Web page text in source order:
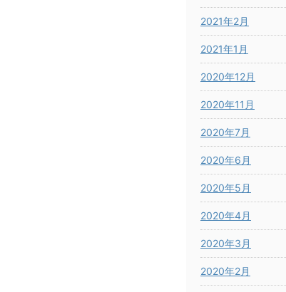
2021年2月
2021年1月
2020年12月
2020年11月
2020年7月
2020年6月
2020年5月
2020年4月
2020年3月
2020年2月